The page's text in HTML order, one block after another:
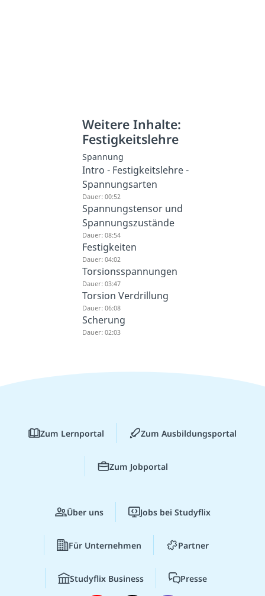
Weitere Inhalte:
Festigkeitslehre
Spannung
Intro - Festigkeitslehre -
Spannungsarten
Dauer: 00:52
Spannungstensor und
Spannungszustände
Dauer: 08:54
Festigkeiten
Dauer: 04:02
Torsionsspannungen
Dauer: 03:47
Torsion Verdrillung
Dauer: 06:08
Scherung
Dauer: 02:03
Zum Lernportal Zum Ausbildungsportal
Zum Jobportal
Über uns Jobs bei Studyflix
Für Unternehmen Partner
Studyflix Business Presse